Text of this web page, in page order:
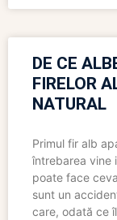
DE CE
FIRELOR
NATURAL
Primul fir alb
întrebarea vine
poate face
sunt un
care, odată ce